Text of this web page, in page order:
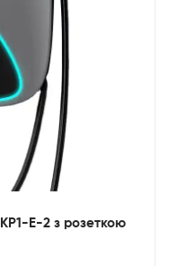
E-2 з розеткою